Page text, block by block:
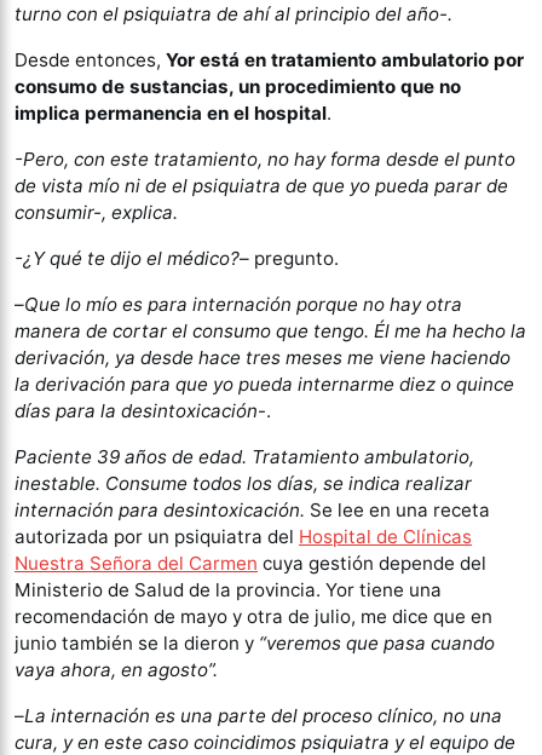
turno con el psiquiatra de ahí al principio del año-.
Desde entonces, Yor está en tratamiento ambulatorio por
consumo de sustancias, un procedimiento que no
implica permanencia en el hospital.
-Pero, con este tratamiento, no hay forma desde el punto
de vista mío ni de el psiquiatra de que yo pueda parar de
consumir-, explica.
-¿Y qué te dijo el médico?– pregunto.
–Que lo mío es para internación porque no hay otra
manera de cortar el consumo que tengo. Él me ha hecho la
derivación, ya desde hace tres meses me viene haciendo
la derivación para que yo pueda internarme diez o quince
días para la desintoxicación-.
Paciente 39 años de edad. Tratamiento ambulatorio,
inestable. Consume todos los días, se indica realizar
internación para desintoxicación. Se lee en una receta
autorizada por un psiquiatra del Hospital de Clínicas
Nuestra Señora del Carmen cuya gestión depende del
Ministerio de Salud de la provincia. Yor tiene una
recomendación de mayo y otra de julio, me dice que en
junio también se la dieron y “veremos que pasa cuando
vaya ahora, en agosto”.
–La internación es una parte del proceso clínico, no una
cura, y en este caso coincidimos psiquiatra y el equipo de